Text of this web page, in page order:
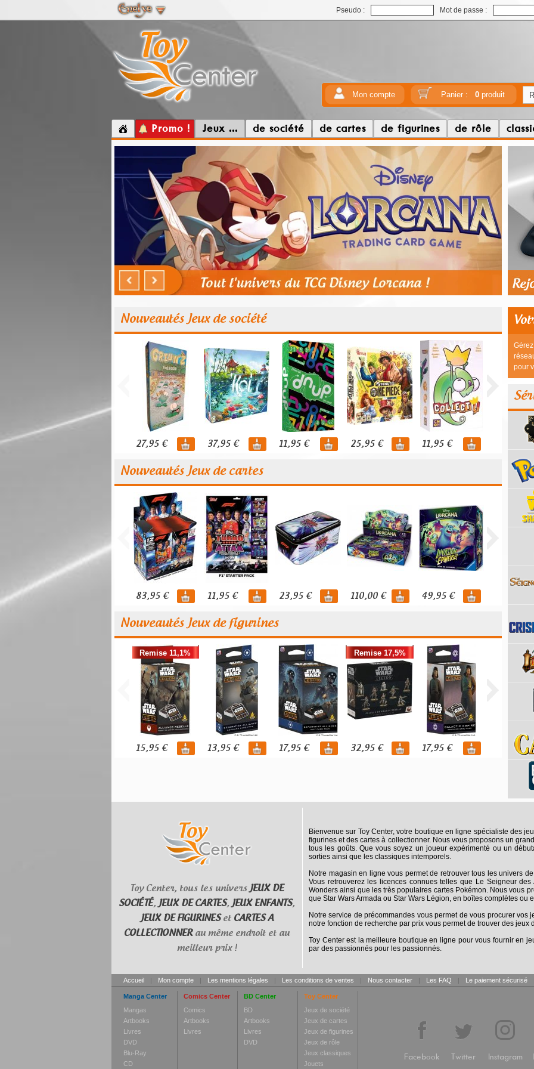
Pseudo : Mot de passe :
Mon compte Panier : 0produit
Promo ! Jeux ... de société de cartes de figurines de rôle
Nouveautés Jeux de société
27,95 € 37,95 € 11,95 € 25,95 € 11,95 €
Nouveautés Jeux de cartes
83,95 € 11,95 € 23,95 € 110,00 € 49,95 €
Nouveautés Jeux de figurines
Remise 11,1%
15,95 € 13,95 € 17,95 €
Remise 17,5%
32,95 € 17,95 € 39,95 €
pour
Toy Center, tous les univers JEUX DE
SOCIÉTÉ, JEUX DE CARTES, JEUX ENFANTS,
JEUX DE FIGURINESet CARTES A
COLLECTIONNERau même endroit et au
meilleur prix !
Bienvenue sur Toy Center, votre boutique en ligne spécialiste des
figurines et des cartes à collectionner. Nous vous proposons un
tous les goûts. Que vous soyez un joueur expérimenté ou un
sorties ainsi que les classiques intemporels.
Notre magasin en ligne vous permet de retrouver tous les univers
Vous retrouverez les licences connues telles que Le Seigneur
Wonders ainsi que les très populaires cartes Pokémon. Nous vous
que Star Wars Armada ou Star Wars Légion, en boîtes complètes ou
Notre service de précommandes vous permet de vous procurer vos
notre fonction de recherche par prix vous permet de trouver des jeux
Toy Center est la meilleure boutique en ligne pour vous fournir en
par des passionnés pour les passionnés.
Accueil | Mon compte | Les mentions légales | Les conditions de ventes | Nous contacter | Les FAQ | Le paiement sécurisé
Manga Center
Mangas
Artbooks
Livres
DVD
Blu-Ray
CD
Comics Center
Comics
Artbooks
Livres
BD Center
BD
Artbooks
Livres
DVD
Toy Center
Jeux de société
Jeux de cartes
Jeux de figurines
Jeux de rôle
Jeux classiques
Jouets
Facebook Twitter Instagram